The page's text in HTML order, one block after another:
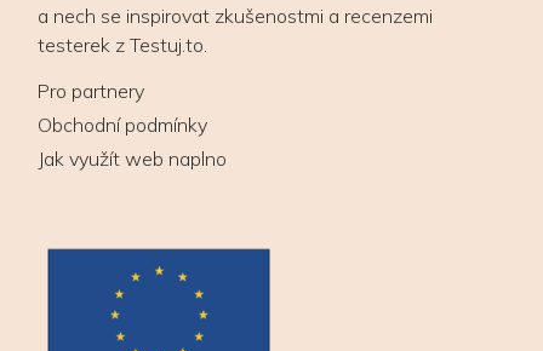
a nech se inspirovat zkušenostmi a recenzemi
testerek z Testuj.to.
Pro partnery
Obchodní podmínky
Jak využít web naplno